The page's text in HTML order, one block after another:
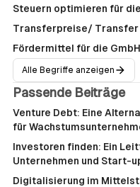
Steuern optimieren für
Transferpreise/ Transfer
Fördermittel für die GmbH
Alle Begriffe anzeigen
Passende Beiträge
Venture Debt: Eine
für
Investoren finden: Ein
Unternehmen und Start-
Digitalisierung im